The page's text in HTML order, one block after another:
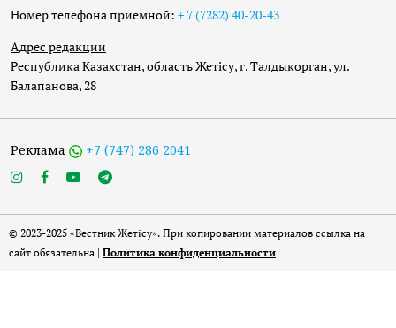
Номер телефона приёмной: + 7 (7282) 40-20-43
Адрес редакции
Республика Казахстан, область Жетісу, г. Талдыкорган, ул.
Балапанова, 28
Реклама +7 (747) 286 2041
© 2023-2025 «Вестник Жетісу». При копировании материалов ссылка на
сайт обязательна | Политика конфиденциальности